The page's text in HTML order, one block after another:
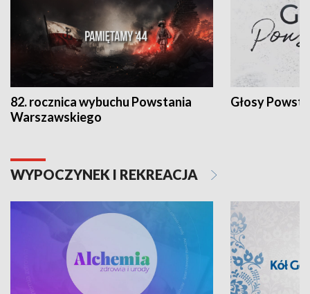
82. rocznica wybuchu Powstania
Warszawskiego
Głosy
WYPOCZYNEK I REKREACJA